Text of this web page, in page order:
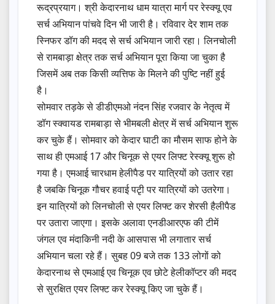
रूद्रप्रयाग। श्री केदारनाथ धाम यात्रा मार्ग पर रेस्क्यू एव
सर्च अभियान पांचवे दिन भी जारी है। रविवार देर शाम तक
स्निफर डॉग की मदद से सर्च अभियान जारी रहा। लिनचोली
से रामबाड़ा क्षेत्र तक सर्च अभियान पूरा किया जा चुका है
जिसमें अब तक किसी व्यत्तिफ के मिलने की पुष्टि नहीं हुई
है।
सोमवार तड़के से डीडीएमओ नंदन सिंह रजवार के नेतृत्व में
डॉग स्क्वायड रामबाड़ा से भीमबली क्षेत्र में सर्च अभियान शुरू
कर चुके हैं। सोमवार को केदार घाटी का मौसम साफ होने के
साथ ही एमआई 17 और चिनूक से एयर लिफ्ट रेस्क्यू शुरू हो
गया है। एमआई चारधाम हेलीपैड पर यात्रियों को उतार रहा
है जबकि चिनूक गौचर हवाई पटृी पर यात्रियों को उतरेगा।
इन यात्रियों को लिनचोली से एयर लिफ्ट कर शेरसी हैलीपैड
पर उतारा जाएगा। इसके अलावा एनडीआरएफ की टीमें
जंगल एव मंदाकिनी नदी के आसपास भी लगातार सर्च
अभियान चला रहे हैं। सुबह 09 बजे तक 133 लोगों को
केदारनाथ से एमआई एव चिनूक एव छोटे हेलीकॉप्टर की मदद
से सुरक्षित एयर लिफ्ट कर रेस्क्यू किए जा चुके हैं।